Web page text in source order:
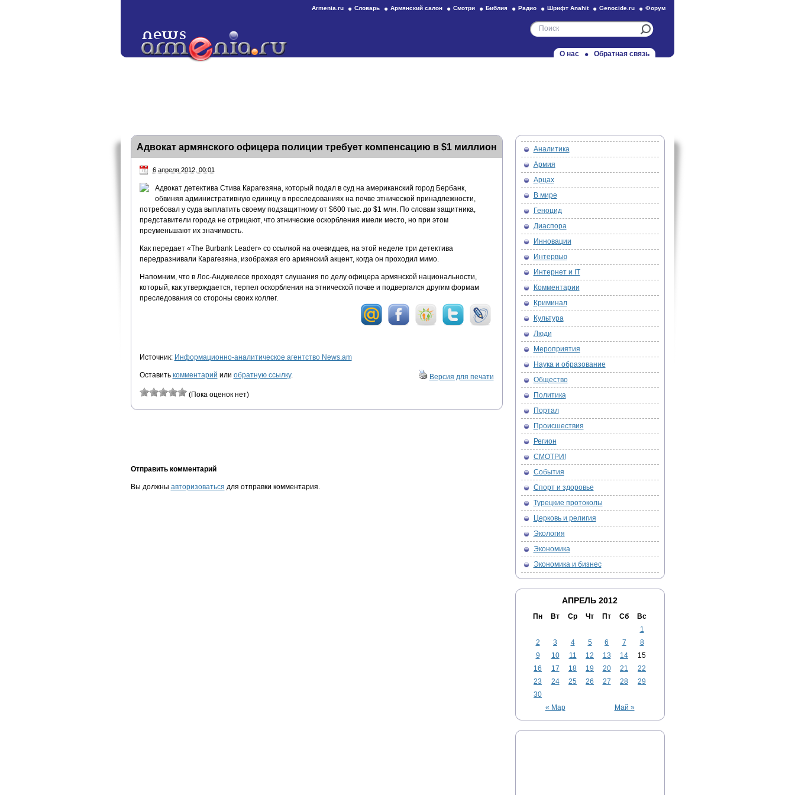
Armenia.ru Словарь Армянский салон Смотри Библия Радио Шрифт Anahit Genocide.ru Форум
О нас Обратная связь
Адвокат армянского офицера полиции требует компенсацию в $1 миллион
6 апреля 2012, 00:01
Адвокат детектива Стива Карагезяна, который подал в суд на американский город Бербанк,
обвиняя административную единицу в преследованиях на почве этнической принадлежности,
потребовал у суда выплатить своему подзащитному от $600 тыс. до $1 млн. По словам защитника,
представители города не отрицают, что этнические оскорбления имели место, но при этом
преуменьшают их значимость.
Как передает «The Burbank Leader» со ссылкой на очевидцев, на этой неделе три детектива
передразнивали Карагезяна, изображая его армянский акцент, когда он проходил мимо.
Напомним, что в Лос-Анджелесе проходят слушания по делу офицера армянской национальности,
который, как утверждается, терпел оскорбления на этнической почве и подвергался другим формам
преследования со стороны своих коллег.
Источник: Информационно-аналитическое агентство News.am
Оставить комментарий или обратную ссылку. Версия для печати
(Пока оценок нет)
Отправить комментарий
Вы должны авторизоваться для отправки комментария.
Аналитика
Армия
Арцах
В мире
Геноцид
Диаспора
Инновации
Интервью
Интернет и IT
Комментарии
Криминал
Культура
Люди
Мероприятия
Наука и образование
Общество
Политика
Портал
Происшествия
Регион
СМОТРИ!
События
Спорт и здоровье
Турецкие протоколы
Церковь и религия
Экология
Экономика
Экономика и бизнес
АПРЕЛЬ 2012
Пн Вт Ср Чт Пт Сб Вс
« Мар Май »
1
2
3 4 5 6 7
8
9
10 11 12 13 14
15
16
17 18 19 20 21
22
23
24 25 26 27 28
29
30